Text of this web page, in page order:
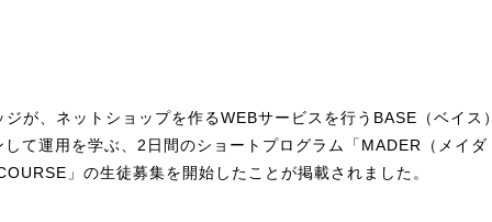
が、ネットショップを作るWEBサービスを行うBASE（ベイス）
て運用を学ぶ、2日間のショートプログラム「MADER（メイダ
」の生徒募集を開始したことが掲載されました。